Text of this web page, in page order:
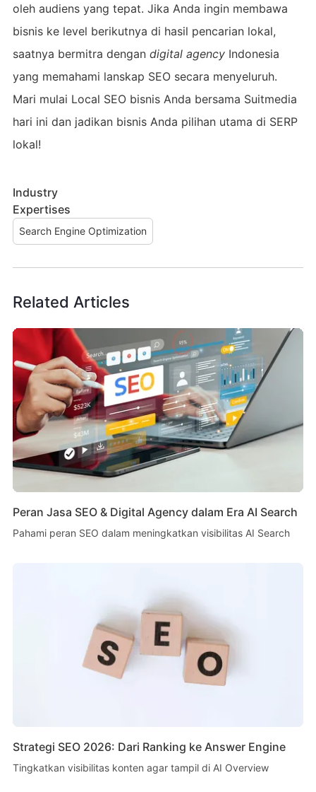
oleh audiens yang tepat. Jika Anda ingin membawa
bisnis ke level berikutnya di hasil pencarian lokal,
saatnya bermitra dengan digital agencyIndonesia
yang memahami lanskap SEO secara menyeluruh.
Mari mulai Local SEO bisnis Anda bersama Suitmedia
hari ini dan jadikan bisnis Anda pilihan utama di SERP
lokal!
Industry
Expertises
Search Engine Optimization
Related Articles
Peran Jasa SEO & Digital Agency dalam Era AI Search
Pahami peran SEO dalam meningkatkan visibilitas AI Search
Strategi SEO 2026: Dari Ranking ke Answer Engine
Tingkatkan visibilitas konten agar tampil di AI Overview